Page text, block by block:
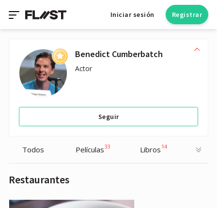
Iniciar sesión Registrar
Benedict Cumberbatch
Actor
Seguir
Todos Películas33 Libros 14
Restaurantes